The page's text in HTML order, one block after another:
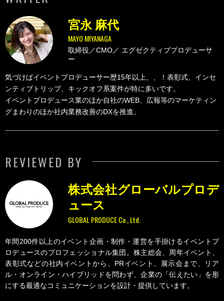
MAYO MIYANAGA
宮永 麻代
取締役／CMO／ エグゼクティブプロデューサ
ー
気づけばイベントプロデューサー歴15年以上、、！表彰式、インセ
ンティブトリップ、キックオフ系案件が特に多いです。
イベントプロデュース業のほか自社のWEB、広報等のマーケティン
グまわりのほか社内業務改善のDXを推進。
REVIEWED BY
GLOBAL PRODUCE Co., Ltd.
株式会社グローバルプロデ
ュース
年間200件以上のイベント企画・制作・運営を手掛けるイベントプ
ロデュースのプロフェッショナル集団。株主総会、周年イベント、
表彰式などの社内イベントから、PRイベント、展示会まで、リア
ル・オンライン・ハイブリッドを問わず、企業の「伝えたい」を形
にする最適なコミュニケーションを設計・提供しています。